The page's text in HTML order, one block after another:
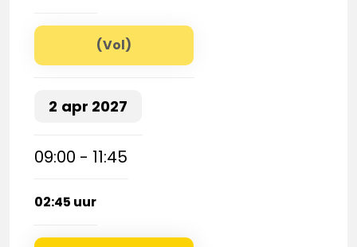
(Vol)
2 apr 2027
09:00 - 11:45
02:45 uur